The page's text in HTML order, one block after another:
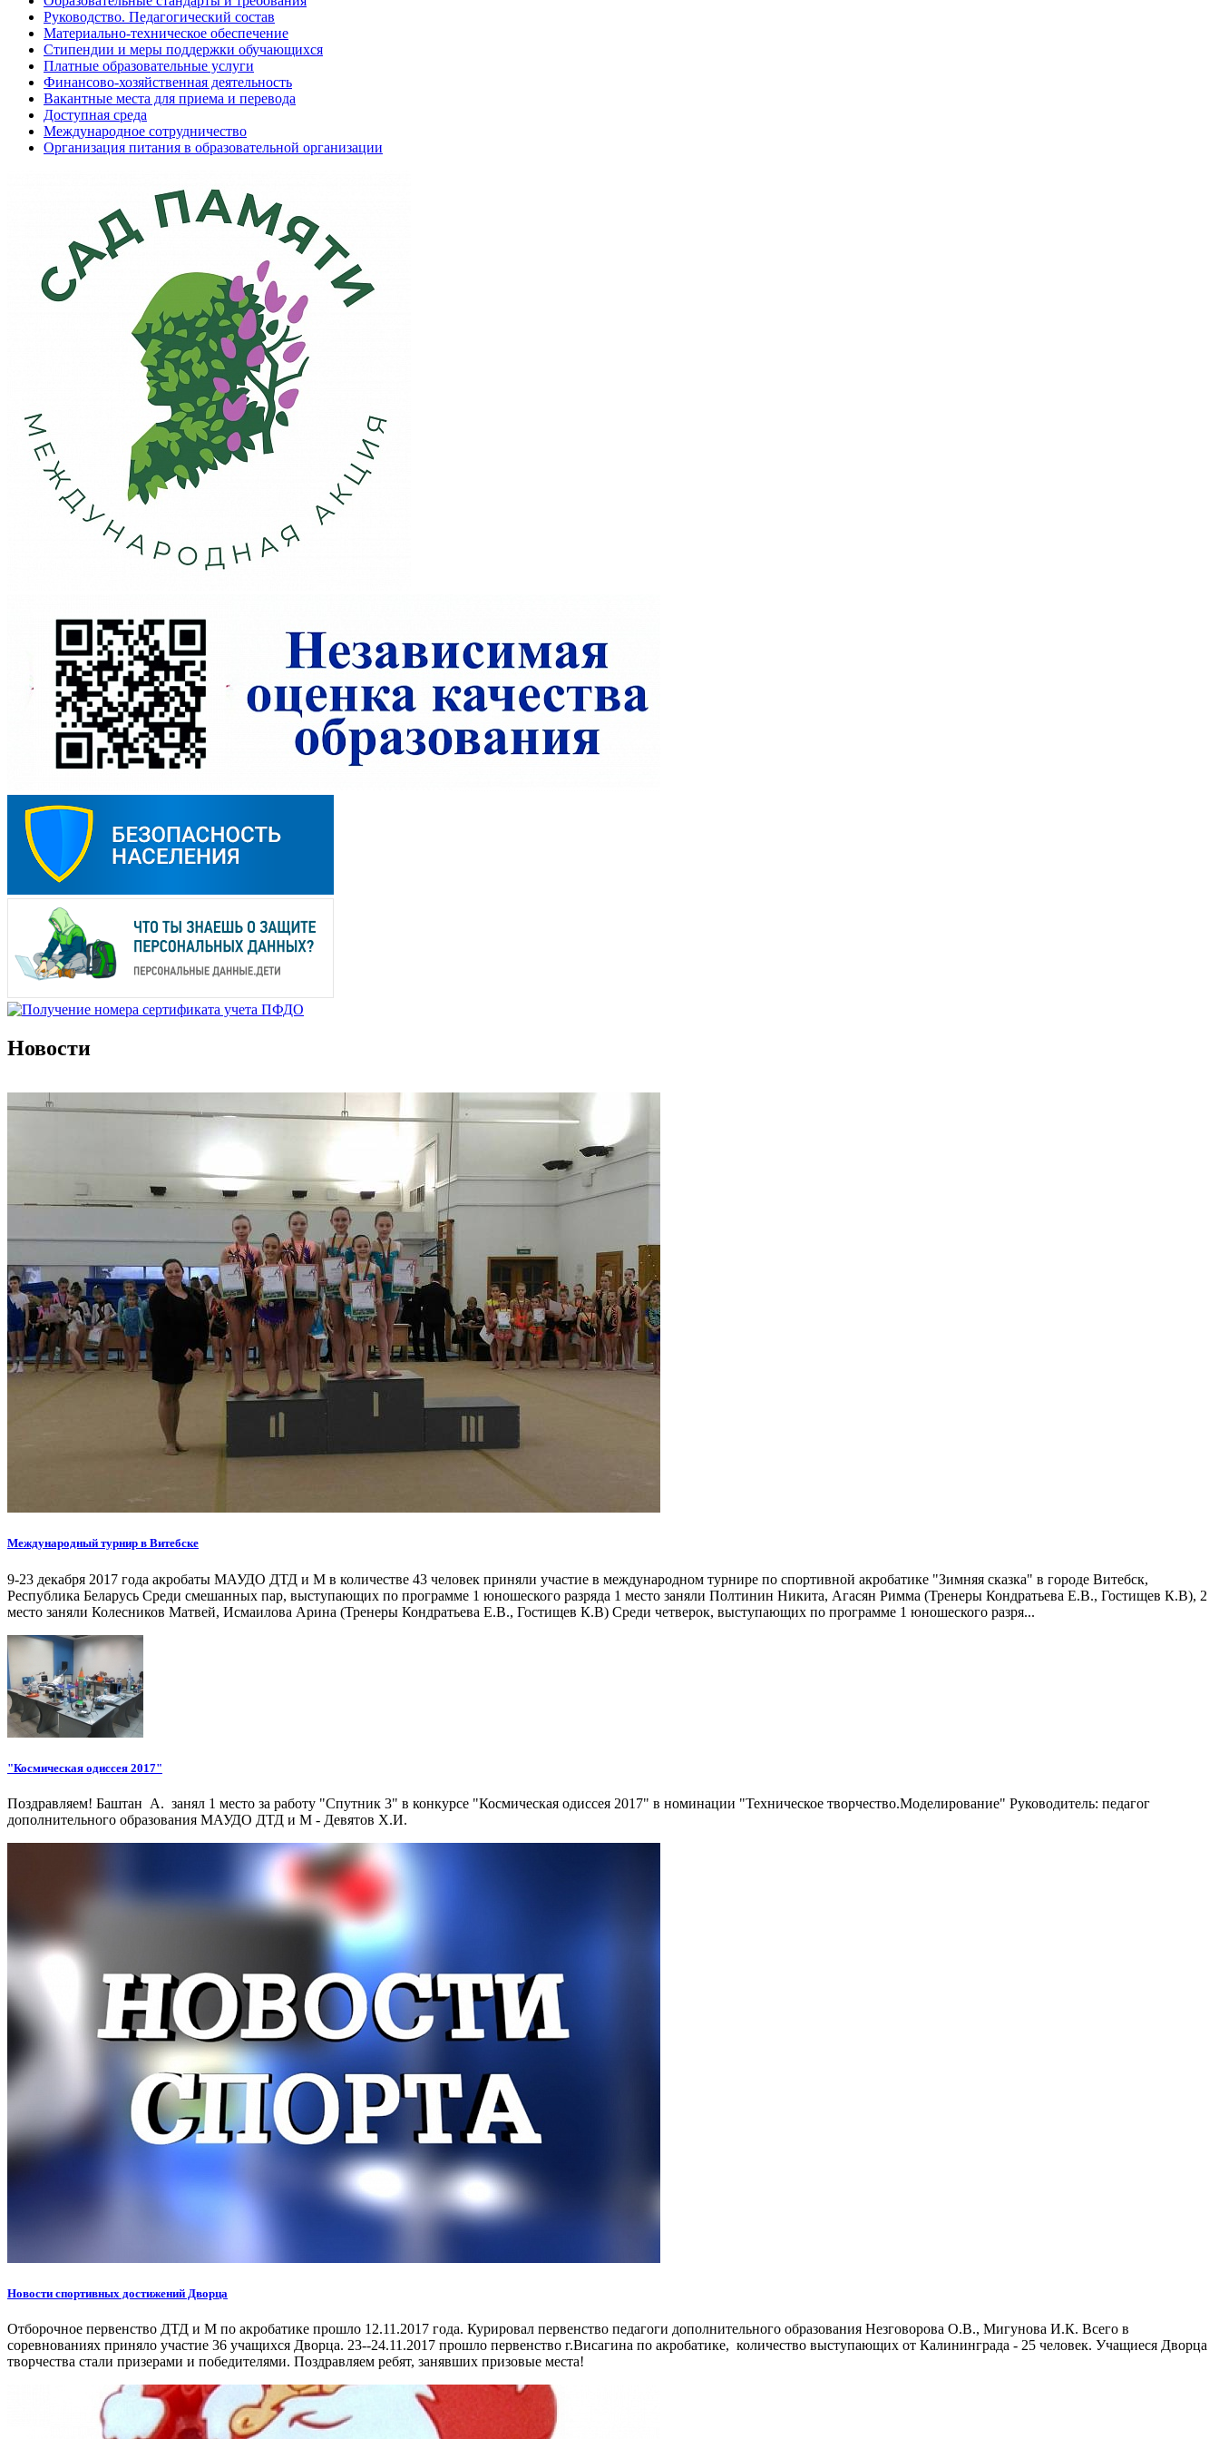
Руководство. Педагогический состав
Материально-техническое обеспечение
Стипендии и меры поддержки обучающихся
Платные образовательные услуги
Финансово-хозяйственная деятельность
Вакантные места для приема и перевода
Доступная среда
Международное сотрудничество
Организация питания в образовательной организации
Новости
Международный турнир в Витебске
9-23 декабря 2017 года акробаты МАУДО ДТД и М в количестве 43 человек приняли участие в международном турнире по спортивной акробатике "Зимняя сказка" в городе Витебск,
Республика Беларусь Среди смешанных пар, выступающих по программе 1 юношеского разряда 1 место заняли Полтинин Никита, Агасян Римма (Тренеры Кондратьева Е.В., Гостищев К.В), 2
место заняли Колесников Матвей, Исмаилова Арина (Тренеры Кондратьева Е.В., Гостищев К.В) Среди четверок, выступающих по программе 1 юношеского разря...
"Космическая одиссея 2017"
Поздравляем! Баштан А. занял 1 место за работу "Спутник 3" в конкурсе "Космическая одиссея 2017" в номинации "Техническое творчество.Моделирование" Руководитель: педагог
дополнительного образования МАУДО ДТД и М - Девятов Х.И.
Новости спортивных достижений Дворца
Отборочное первенство ДТД и М по акробатике прошло 12.11.2017 года. Курировал первенство педагоги дополнительного образования Незговорова О.В., Мигунова И.К. Всего в
соревнованиях приняло участие 36 учащихся Дворца. 23--24.11.2017 прошло первенство г.Висагина по акробатике, количество выступающих от Калининграда - 25 человек. Учащиеся Дворца
творчества стали призерами и победителями. Поздравляем ребят, занявших призовые места!